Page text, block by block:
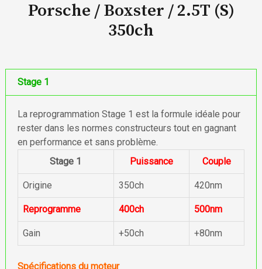
Porsche / Boxster /2.5T (S)
350ch
Stage 1
La reprogrammation Stage 1 est la formule idéale pour
rester dans les normes constructeurs tout en gagnant
en performance et sans problème.
Stage 1
Puissance Couple
Origine 350ch 420nm
Reprogramme 400ch 500nm
Gain +50ch +80nm
Spécifications du moteur